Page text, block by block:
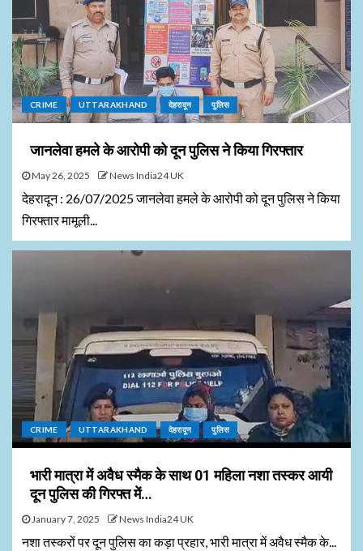
CRIME UTTARAKHAND देहरादून पुलिस
जानलेवा हमले के आरोपी को दून पुलिस ने किया गिरफ्तार
May 26, 2025 News India24 UK
देहरादून : 26/07/2025 जानलेवा हमले के आरोपी को दून पुलिस ने किया
गिरफ्तार मामूली...
CRIME UTTARAKHAND देहरादून पुलिस
भारी मात्रा में अवैध स्मैक के साथ 01 महिला नशा तस्कर आयी
दून पुलिस की गिरफ्त में…
January 7, 2025 News India24 UK
नशा तस्करों पर दून पुलिस का कड़ा प्रहार, भारी मात्रा में अवैध स्मैक के...